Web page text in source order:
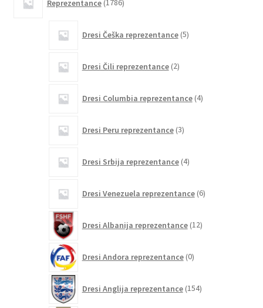
Reprezentance 1786izdelkov
Dresi Češka reprezentance 5izdelkov
Dresi Čili reprezentance 2izdelka
Dresi Columbia reprezentance 4izdelki
Dresi Peru reprezentance 3izdelki
Dresi Srbija reprezentance 4izdelki
Dresi Venezuela reprezentance 6izdelkov
Dresi Albanija reprezentance 12izdelkov
Dresi Andora reprezentance 0izdelkov
Dresi Anglija reprezentance 154izdelkov